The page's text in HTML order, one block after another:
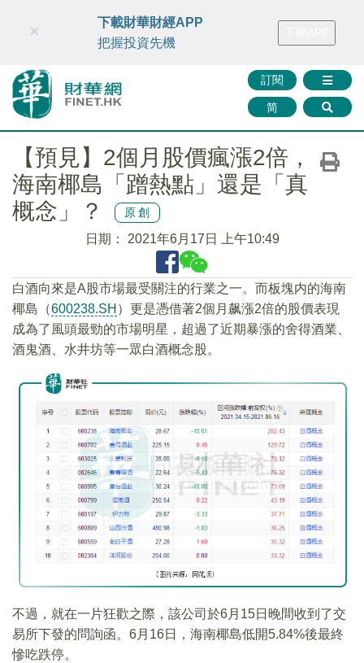
財華智庫網 FINTV FINMETA 財華證券 媒體矩陣
訂閱
简
×
下載財華財經APP
把握投資先機
【預見】2個月股價瘋漲2倍，
海南椰島「蹭熱點」還是「真
概念」？
原創
日期： 2021年6月17日 上午10:49
白酒向來是A股市場最受關注的行業之一。而板塊内的海南
椰島（600238.SH ）更是憑借著2個月飙漲2倍的股價表現
成為了風頭最勁的市場明星，超過了近期暴漲的舍得酒業、
酒鬼酒、水井坊等一眾白酒概念股。
不過，就在一片狂歡之際，該公司於6月15日晚間收到了交
易所下發的問詢函。6月16日，海南椰島低開5.84%後最終
慘吃跌停。